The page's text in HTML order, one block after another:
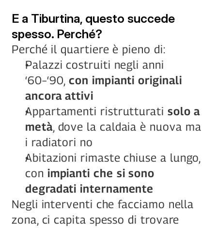
E a Tiburtina, questo succede
spesso. Perché?
Perché il quartiere è pieno di:
Palazzi costruiti negli anni
‘60–‘90, con impianti originali
ancora attivi
Appartamenti ristrutturati solo a
metà, dove la caldaia è nuova ma
i radiatori no
Abitazioni rimaste chiuse a lungo,
con impianti che si sono
degradati internamente
Negli interventi che facciamo nella
zona, ci capita spesso di trovare